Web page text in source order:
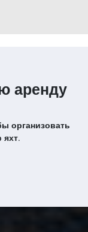
аренду
организовать
яхт.